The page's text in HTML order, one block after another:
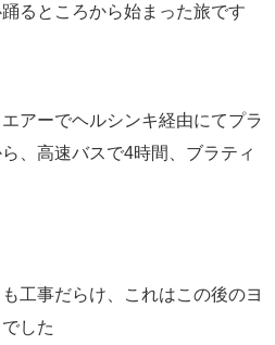
るところから始まった旅です
アーでヘルシンキ経由にてプラ
、高速バスで4時間、ブラティ
工事だらけ、これはこの後のヨ
した